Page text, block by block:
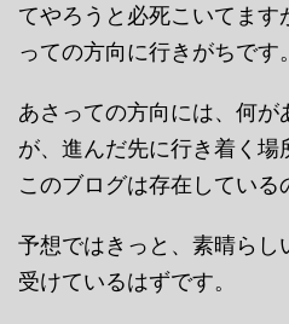
てやろうと必死こいてます
っての方向に行きがちです。
あさっての方向には、何
が、進んだ先に行き着く場
このブログは存在している
予想ではきっと、素晴らし
受けているはずです。